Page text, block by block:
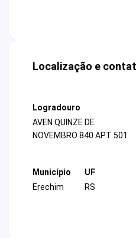
Localização e
Logradouro
AVEN QUINZE DE
NOVEMBRO 840 APT 501
Município
Erechim
UF
RS